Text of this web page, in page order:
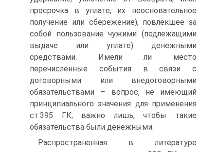
просрочка в уплате, их неосновательное
получение или сбережение), повлекшее за
собой пользование чужими (подлежащими
выдаче или уплате) денежными
средствами. Имели ли место
перечисленные события в связи с
договорными или внедоговорными
обязательствами – вопрос, не имеющий
принципиального значения для применения
ст.395 ГК; важно лишь, чтобы такие
обязательства были денежными.
Распространенная в литературе